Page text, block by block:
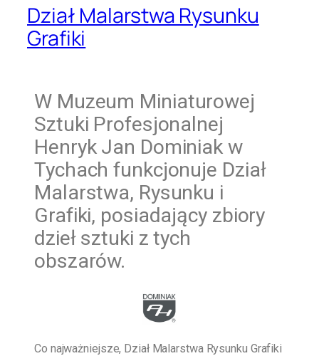
Dział Malarstwa Rysunku
Grafiki
W Muzeum Miniaturowej
Sztuki Profesjonalnej
Henryk Jan Dominiak w
Tychach funkcjonuje Dział
Malarstwa, Rysunku i
Grafiki, posiadający zbiory
dzieł sztuki z tych
obszarów.
Co najważniejsze, Dział Malarstwa Rysunku Grafiki